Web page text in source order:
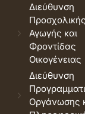
Διεύθυνση
Προσχολικής
Αγωγής και
Φροντίδας
Οικογένειας
Διεύθυνση
Οργάνωσης